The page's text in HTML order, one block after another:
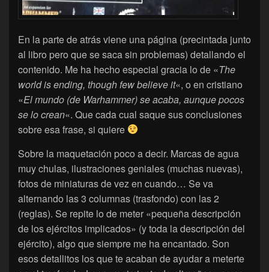
En la parte de atrás viene una página (precintada junto
al libro pero que se saca sin problemas) detallando el
contenido. Me ha hecho especial gracia lo de «The
world is ending, though few believe it«, o en cristiano
«El mundo (de Warhammer) se acaba, aunque pocos
se lo crean«. Que cada cual saque sus conclusiones
sobre esa frase, si quiere
Sobre la maquetación poco a decir. Marcas de agua
muy chulas, ilustraciones geniales (muchas nuevas),
fotos de miniaturas de vez en cuando… Se va
alternando las 3 columnas (trasfondo) con las 2
(reglas). Se repite lo de meter «pequeña descripción
de los ejércitos implicados» (y toda la descripción del
ejército), algo que siempre me ha encantado. Son
esos detallitos los que te acaban de ayudar a meterte